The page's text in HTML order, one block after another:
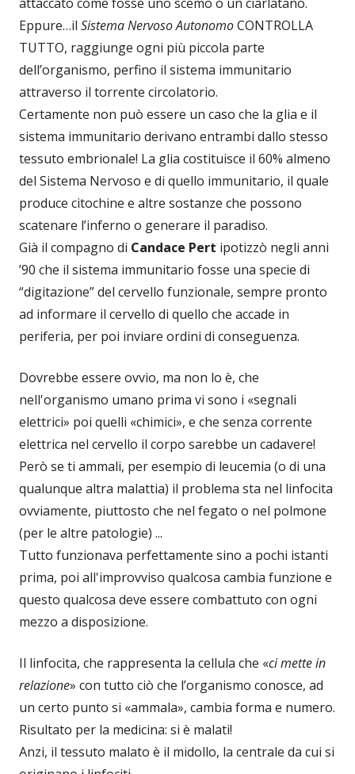
Eppure…il Sistema Nervoso AutonomoCONTROLLA
TUTTO, raggiunge ogni più piccola parte
dell’organismo, perfino il sistema immunitario
attraverso il torrente circolatorio.
Certamente non può essere un caso che la glia e il
sistema immunitario derivano entrambi dallo stesso
tessuto embrionale! La glia costituisce il 60% almeno
del Sistema Nervoso e di quello immunitario, il quale
produce citochine e altre sostanze che possono
scatenare l’inferno o generare il paradiso.
Già il compagno di Candace Pert ipotizzò negli anni
’90 che il sistema immunitario fosse una specie di
“digitazione” del cervello funzionale, sempre pronto
ad informare il cervello di quello che accade in
periferia, per poi inviare ordini di conseguenza.
Dovrebbe essere ovvio, ma non lo è, che
nell'organismo umano prima vi sono i «segnali
elettrici» poi quelli «chimici», e che senza corrente
elettrica nel cervello il corpo sarebbe un cadavere!
Però se ti ammali, per esempio di leucemia (o di una
qualunque altra malattia) il problema sta nel linfocita
ovviamente, piuttosto che nel fegato o nel polmone
(per le altre patologie) ...
Tutto funzionava perfettamente sino a pochi istanti
prima, poi all'improvviso qualcosa cambia funzione e
questo qualcosa deve essere combattuto con ogni
mezzo a disposizione.
Il linfocita, che rappresenta la cellula che «ci mette in
relazione» con tutto ciò che l’organismo conosce, ad
un certo punto si «ammala», cambia forma e numero.
Risultato per la medicina: si è malati!
Anzi, il tessuto malato è il midollo, la centrale da cui si